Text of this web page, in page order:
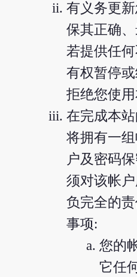
有义务更
保其正确
若提供任
有权暂停
拒绝您使用
在完成本
将拥有一
户及密码
须对该帐
负完全的
事项:
您的
它任